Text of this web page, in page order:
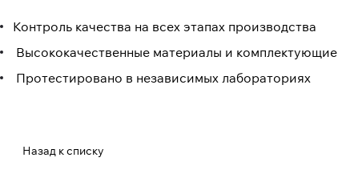
Контроль качества на всех этапах производства
Высококачественные материалы и комплектующие
Протестировано в независимых лабораториях
Назад к списку